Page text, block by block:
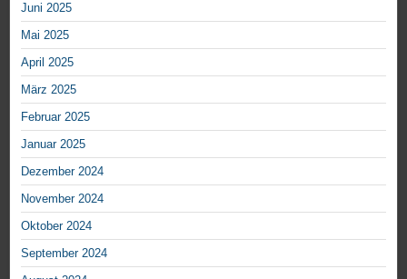
Juni 2025
Mai 2025
April 2025
März 2025
Februar 2025
Januar 2025
Dezember 2024
November 2024
Oktober 2024
September 2024